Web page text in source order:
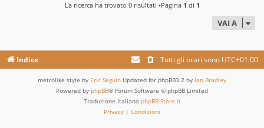
La ricerca ha trovato 0 risultati •Pagina 1 di 1
VAI A
Indice Tutti gli orari sono UTC+01:00
metrolike style by Eric Seguin Updated for phpBB3.2 by Ian Bradley
Powered by phpBB® Forum Software © phpBB Limited
Traduzione Italiana phpBB-Store.it
Privacy | Condizioni